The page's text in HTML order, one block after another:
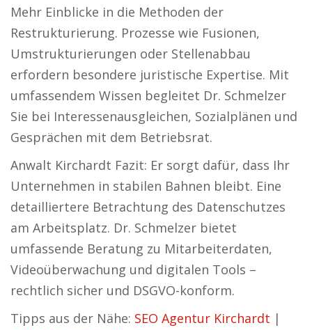
Mehr Einblicke in die Methoden der
Restrukturierung. Prozesse wie Fusionen,
Umstrukturierungen oder Stellenabbau
erfordern besondere juristische Expertise. Mit
umfassendem Wissen begleitet Dr. Schmelzer
Sie bei Interessenausgleichen, Sozialplänen und
Gesprächen mit dem Betriebsrat.
Anwalt Kirchardt Fazit: Er sorgt dafür, dass Ihr
Unternehmen in stabilen Bahnen bleibt. Eine
detailliertere Betrachtung des Datenschutzes
am Arbeitsplatz. Dr. Schmelzer bietet
umfassende Beratung zu Mitarbeiterdaten,
Videoüberwachung und digitalen Tools –
rechtlich sicher und DSGVO-konform.
Tipps aus der Nähe: SEO Agentur Kirchardt |